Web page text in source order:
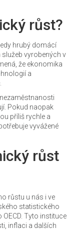
růst?
hrubý domácí
vyrobených v
že ekonomika
a
Pokud naopak
příliš rychle a
vyvážené
růst
růstu u nás i ve
statistického
Tyto instituce
inflaci a dalších